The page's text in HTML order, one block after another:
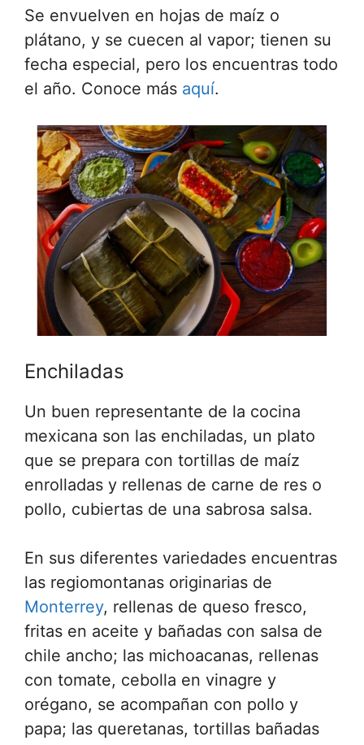
Se envuelven en hojas de maíz o
plátano, y se cuecen al vapor; tienen su
fecha especial, pero los encuentras todo
el año. Conoce más aquí.
Enchiladas
Un buen representante de la cocina
mexicana son las enchiladas, un plato
que se prepara con tortillas de maíz
enrolladas y rellenas de carne de res o
pollo, cubiertas de una sabrosa salsa.
En sus diferentes variedades encuentras
las regiomontanas originarias de
Monterrey, rellenas de queso fresco,
fritas en aceite y bañadas con salsa de
chile ancho; las michoacanas, rellenas
con tomate, cebolla en vinagre y
orégano, se acompañan con pollo y
papa; las queretanas, tortillas bañadas